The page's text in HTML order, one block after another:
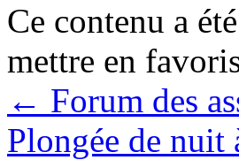
Ce contenu a
mettre en
← Forum des
Plongée de